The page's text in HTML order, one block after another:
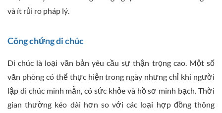
và ít rủi ro pháp lý.
Công chứng di chúc
Di chúc là loại văn bản yêu cầu sự thận trọng cao. Một số
văn phòng có thể thực hiện trong ngày nhưng chỉ khi người
lập di chúc minh mẫn, có sức khỏe và hồ sơ minh bạch. Thời
gian thường kéo dài hơn so với các loại hợp đồng thông